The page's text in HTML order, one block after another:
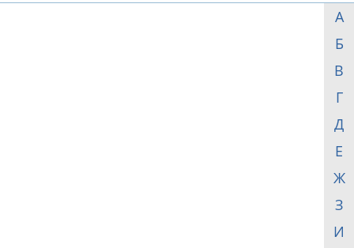
А
Б
В
Г
Д
Е
Ж
З
И